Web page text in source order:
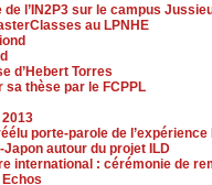
l’IN2P3 sur le campus
au LPNHE
d’Hebert Torres
sa thèse par le FCPPL
porte-parole de l’expérience
autour du projet ILD
international : cérémonie de
Echos